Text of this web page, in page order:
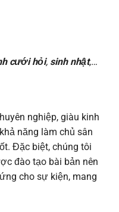
cưới hỏi,sinh nhật,…
nghiệp, giàu kinh
năng làm chủ sân
Đặc biệt, chúng tôi
đào tạo bài bản nên
cho sự kiện, mang